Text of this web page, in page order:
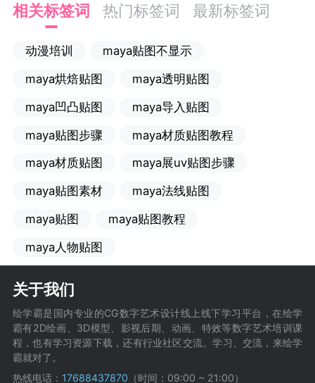
相关标签词 热门标签词 最新标签词
动漫培训
maya贴图不显示
maya烘焙贴图
maya透明贴图
maya凹凸贴图
maya导入贴图
maya贴图步骤
maya材质贴图教程
maya材质贴图
maya展uv贴图步骤
maya贴图素材
maya法线贴图
maya贴图
maya贴图教程
maya人物贴图
关于我们
绘学霸是国内专业的CG数字艺术设计线上线下学习平台，在绘学
霸有2D绘画、3D模型、影视后期、动画、特效等数字艺术培训课
程，也有学习资源下载，还有行业社区交流。学习、交流，来绘学
霸就对了。
热线电话： 17688437870 （时间：09:00 ~ 21:00）